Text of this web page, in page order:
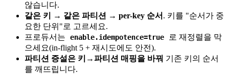
않습니다.
같은 키 → 같은 파티션 → per-key 순서 . 키를 "순서가 중
요한 단위"로 고르세요.
프로듀서는
enable.idempotence=true
로 재정렬을 막
으세요(in-flight 5 + 재시도에도 안전).
파티션 증설은 키→파티션 매핑을 바꿔 기존 키의 순서
를 깨뜨립니다.